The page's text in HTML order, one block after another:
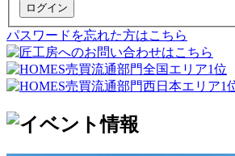
ログイン
パスワードを忘れた方はこちら